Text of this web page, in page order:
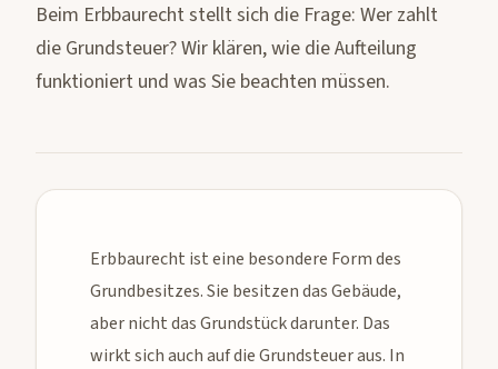
Beim Erbbaurecht stellt sich die Frage: Wer zahlt
die Grundsteuer? Wir klären, wie die Aufteilung
funktioniert und was Sie beachten müssen.
Erbbaurecht ist eine besondere Form des
Grundbesitzes. Sie besitzen das Gebäude,
aber nicht das Grundstück darunter. Das
wirkt sich auch auf die Grundsteuer aus. In